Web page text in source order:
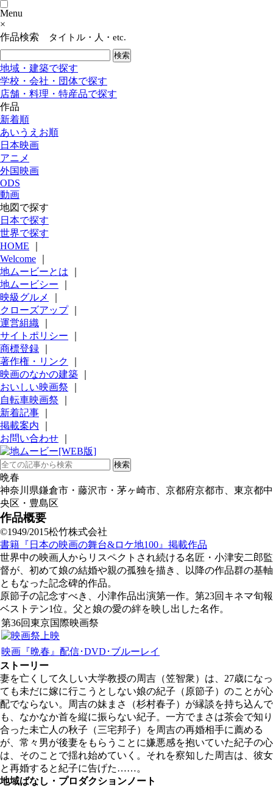
Menu
×
作品検索
タイトル・人・etc.
地域・建築で探す
学校・会社・団体で探す
店舗・料理・特産品で探す
作品
新着順
あいうえお順
日本映画
アニメ
外国映画
ODS
動画
地図で探す
日本で探す
世界で探す
HOME
Welcome
地ムービーとは
地ムービシー
映級グルメ
クローズアップ｜
運営組織
サイトポリシー
商標登録
著作権・リンク
映画のなかの建築
おいしい映画祭
自転車映画祭
新着記事
掲載案内
お問い合わせ
晩春
神奈川県鎌倉市・藤沢市・茅ヶ崎市、京都府京都市、東京都中
央区・豊島区
作品概要
©1949/2015松竹株式会社
書籍『日本の映画の舞台&ロケ地100』掲載作品
世界中の映画人からリスペクトされ続ける名匠・小津安二郎監
督が、初めて娘の結婚や親の孤独を描き、以降の作品群の基軸
ともなった記念碑的作品。
原節子の記念すべき、小津作品出演第一作。第23回キネマ旬報
ベストテン1位。父と娘の愛の絆を映し出した名作。
第36回東京国際映画祭
映画『晩春』配信･DVD･ブルーレイ
ストーリー
妻を亡くして久しい大学教授の周吉（笠智衆）は、27歳になっ
ても未だに嫁に行こうとしない娘の紀子（原節子）のことが心
配でならない。周吉の妹まさ（杉村春子）が縁談を持ち込んで
も、なかなか首を縦に振らない紀子。一方でまさは茶会で知り
合った未亡人の秋子（三宅邦子）を周吉の再婚相手に薦める
が、常々男が後妻をもらうことに嫌悪感を抱いていた紀子の心
は、そのことで揺れ始めていく。それを察知した周吉は、彼女
と再婚すると紀子に告げた……。
地域ばなし・プロダクションノート